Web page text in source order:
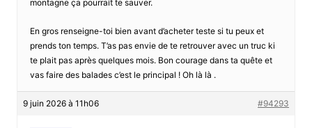
montagne ça pourrait te sauver.
En gros renseigne-toi bien avant d’acheter teste si tu peux et
prends ton temps. T’as pas envie de te retrouver avec un truc ki
te plait pas après quelques mois. Bon courage dans ta quête et
vas faire des balades c’est le principal ! Oh là là .
9 juin 2026 à 11h06 #94293